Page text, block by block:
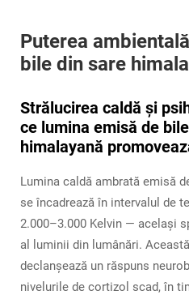
Puterea
bile din sare
Strălucirea caldă și
ce lumina emisă de
himalayană
Lumina caldă ambrată emisă
se încadrează în intervalul de
2.000–3.000 Kelvin — același
al luminii din lumânări.
declanșează un răspuns
nivelurile de cortizol scad, în